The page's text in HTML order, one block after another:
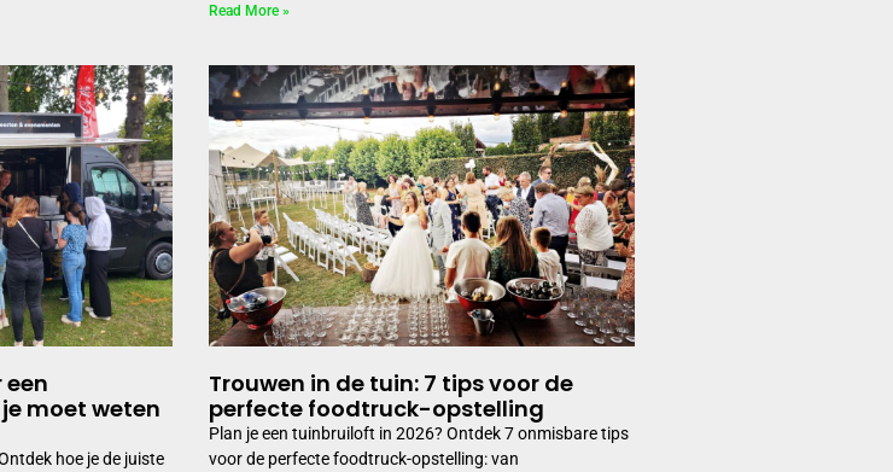
Read More »
een
moet weten
hoe je de juiste
Trouwen in de tuin: 7 tips voor de
perfecte foodtruck-opstelling
Plan je een tuinbruiloft in 2026? Ontdek 7 onmisbare tips
voor de perfecte foodtruck-opstelling: van